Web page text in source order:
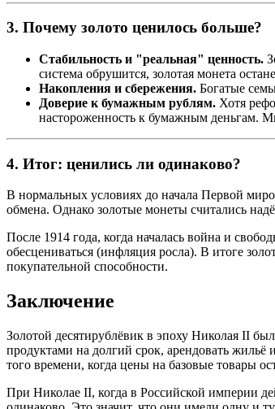
3. Почему золото ценилось больше?
Стабильность и "реальная" ценность.
система обрушится, золотая монета
Накопления и сбережения. Богатые
Доверие к бумажным рублям. Хотя
настороженность к бумажным деньгам.
4. Итог: ценились ли одинаково?
В нормальных условиях до начала Первой
обмена. Однако золотые монеты считались
После 1914 года, когда началась война и
обесцениваться (инфляция росла). В итоге
покупательной способности.
Заключение
Золотой десятирублёвик в эпоху Николая II
продуктами на долгий срок, арендовать
того времени, когда цены на базовые товары
При Николае II, когда в Российской империи